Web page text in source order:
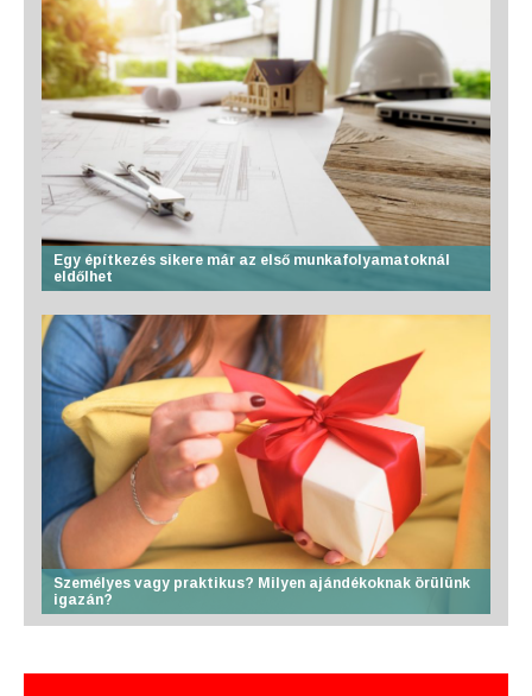
Egy építkezés sikere már az első munkafolyamatoknál
eldőlhet
Személyes vagy praktikus? Milyen ajándékoknak örülünk
igazán?